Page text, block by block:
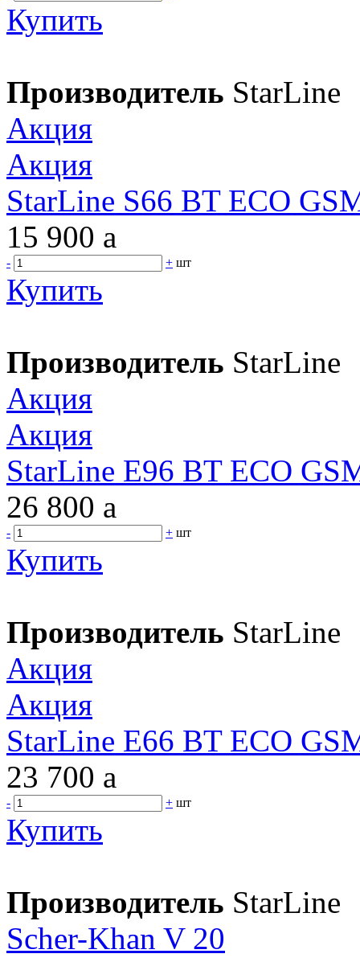
Купить
Производитель StarLine
Акция
Акция
StarLine S66 BT ECO
15 900 a
- + шт
Купить
Производитель StarLine
Акция
Акция
StarLine E96 BT ECO
26 800 a
- + шт
Купить
Производитель StarLine
Акция
Акция
StarLine E66 BT ECO
23 700 a
- + шт
Купить
Производитель StarLine
Scher-Khan V 20